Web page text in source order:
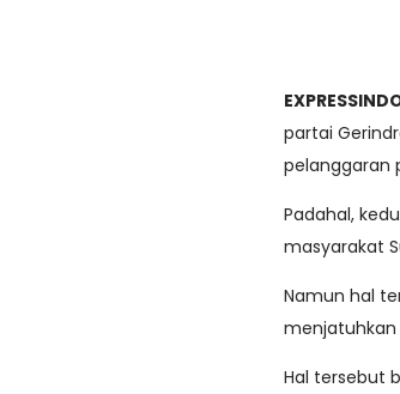
partai
pelanggaran
Padahal,
masyarakat
Namun hal
menjatuhkan
Hal tersebut